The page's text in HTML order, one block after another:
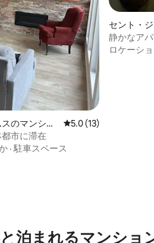
の平均評価
のマンショ
レビュー13件、5つ星
5.0 (13)
市に滞在
·駐車スペース
セント・
ョン・アパ
静かなア
ロケーシ
泊まれるマンショ